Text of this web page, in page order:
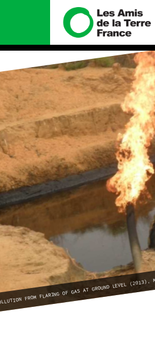
Nous connaître
Histoire
Manifeste
Missions et méthodes
Valeurs
Équipes et
fonctionnement
Le réseau dans le monde
Nos alliés
Je soutiens les Amis de la
Terre
FROM FLARING OF GAS AT GROUND LEVEL